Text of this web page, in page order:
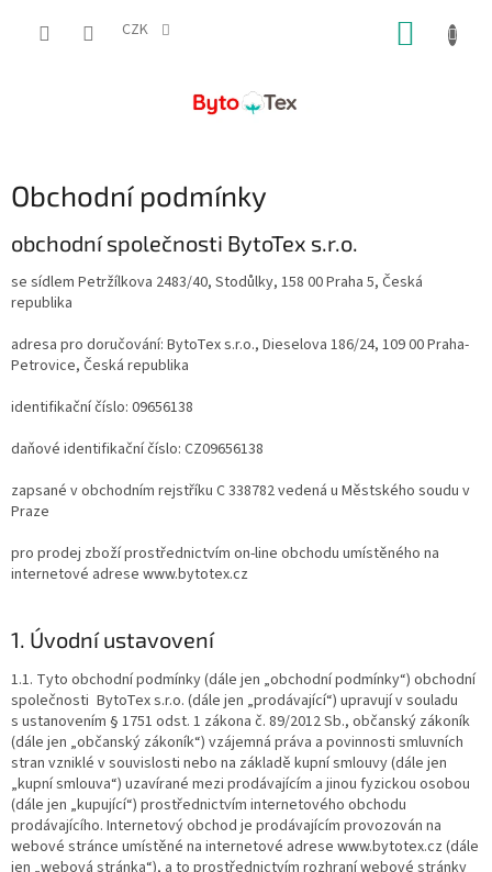
CZK
Obchodní podmínky
obchodní společnosti BytoTex s.r.o.
se sídlem Petržílkova 2483/40, Stodůlky, 158 00 Praha 5, Česká
republika
adresa pro doručování: BytoTex s.r.o., Dieselova 186/24, 109 00 Praha-
Petrovice, Česká republika
identifikační číslo: 09656138
daňové identifikační číslo: CZ09656138
zapsané v obchodním rejstříku C 338782 vedená u Městského soudu v
Praze
pro prodej zboží prostřednictvím on-line obchodu umístěného na
internetové adrese www.bytotex.cz
1. Úvodní ustavovení
1.1. Tyto obchodní podmínky (dále jen „obchodní podmínky“) obchodní
společnosti BytoTex s.r.o. (dále jen „prodávající“) upravují v souladu
s ustanovením § 1751 odst. 1 zákona č. 89/2012 Sb., občanský zákoník
(dále jen „občanský zákoník“) vzájemná práva a povinnosti smluvních
stran vzniklé v souvislosti nebo na základě kupní smlouvy (dále jen
„kupní smlouva“) uzavírané mezi prodávajícím a jinou fyzickou osobou
(dále jen „kupující“) prostřednictvím internetového obchodu
prodávajícího. Internetový obchod je prodávajícím provozován na
webové stránce umístěné na internetové adrese www.bytotex.cz (dále
jen „webová stránka“), a to prostřednictvím rozhraní webové stránky